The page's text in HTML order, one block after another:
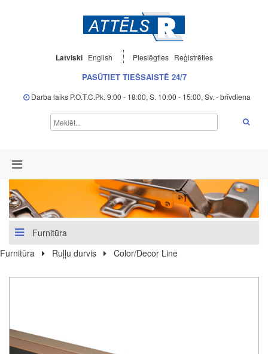
Latviski English Pieslēgties Reģistrēties
PASŪTIET TIEŠSAISTĒ 24/7
Darba laiks P.O.T.C.Pk. 9:00 - 18:00, S. 10:00 - 15:00, Sv. - brīvdiena
Furnitūra
Furnitūra
Ruļļu durvis Color/Decor Line